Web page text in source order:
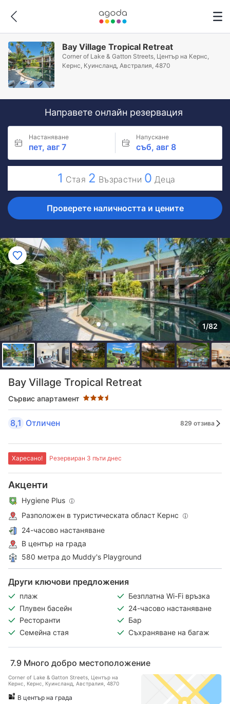
Bay Village Tropical Retreat
Corner of Lake & Gatton Streets, Център на Кернс,
Кeрнс, Куинсланд, Австралия, 4870
Направете онлайн резервация
Настаняване
пет, авг 7
Напускане
съб, авг 8
1 Стая 2 Възрастни 0 Деца
Проверете наличността и цените
1/82
Bay Village Tropical Retreat
Сървис апартамент
Оценка в звезди: 3.5 звезди
8,1 Отличен 829 отзива
Харесано! Резервиран 3 пъти днес
Акценти
Hygiene Plus
Разположен в туристическата област Кeрнс
24-часово настаняване
В център на града
580 метра до Muddy's Playground
Други ключови предложения
плаж
Безплатна Wi-Fi връзка
Плувен басейн
24-часово настаняване
Ресторанти
Бар
Семейна стая
Съхраняване на багаж
7.9 Много добро местоположение
Corner of Lake & Gatton Streets, Център на
Кернс, Кeрнс, Куинсланд, Австралия, 4870
В център на града